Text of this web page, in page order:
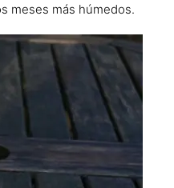
meses más húmedos.